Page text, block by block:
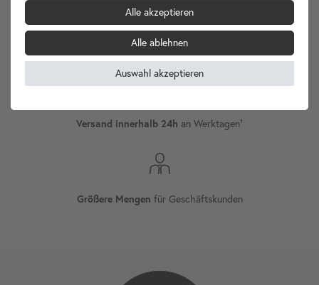
InternationalerVersand
Versand innerhalb 24h an Werktagen¹
Größere Mengen für Geschäftskunden
Alle akzeptieren
Alle ablehnen
Auswahl akzeptieren